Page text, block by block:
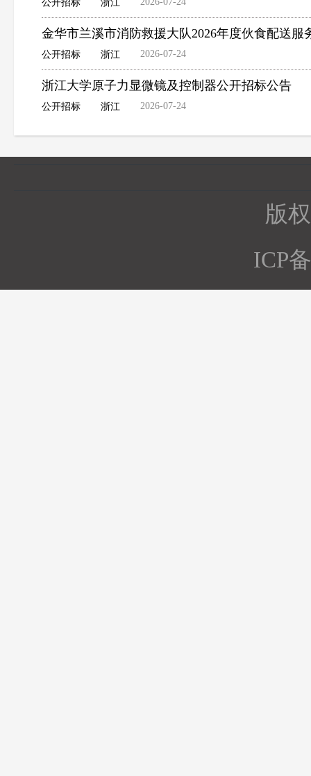
公开招标 浙江
金华市兰溪市消防救援大队2026年度伙食配送服
公开招标 浙江 2026-07-24
浙江大学原子力显微镜及控制器公开招标公告
公开招标 浙江 2026-07-24
版
ICP